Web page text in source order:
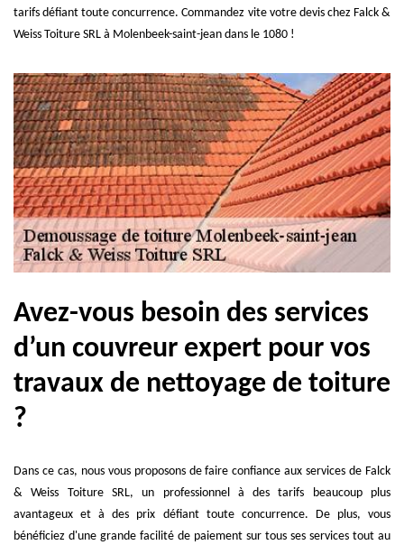
tarifs défiant toute concurrence. Commandez vite votre devis chez Falck &
Weiss Toiture SRL à Molenbeek-saint-jean dans le 1080 !
Avez-vous besoin des services
d’un couvreur expert pour vos
travaux de nettoyage de toiture
?
Dans ce cas, nous vous proposons de faire confiance aux services de Falck
& Weiss Toiture SRL, un professionnel à des tarifs beaucoup plus
avantageux et à des prix défiant toute concurrence. De plus, vous
bénéficiez d'une grande facilité de paiement sur tous ses services tout au